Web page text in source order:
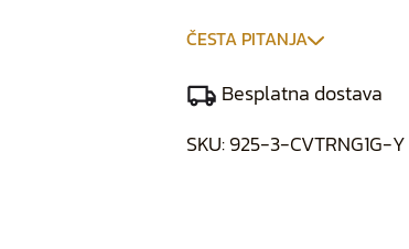
ČESTA PITANJA
Besplatna dostava
SKU:925-3-CVTRNG1G-Y